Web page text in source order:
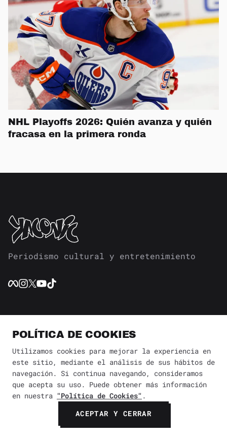
NHL Playoffs 2026: Quién avanza y quién
fracasa en la primera ronda
Periodismo cultural y entretenimiento
SECCIONES
CULTURA
DISEÑO Y ARQUITECTURA
ESTILO DE VIDA
GUÍAS
POLÍTICA DE COOKIES
Utilizamos cookies para mejorar la experiencia en
este sitio, mediante el análisis de sus hábitos de
navegación. Si continua navegando, consideramos
que acepta su uso. Puede obtener más información
en nuestra "Política de Cookies" .
ACEPTAR Y CERRAR